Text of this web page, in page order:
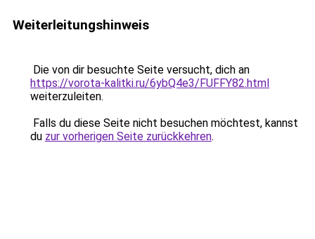
Weiterleitungshinweis
Die von dir besuchte Seite versucht, dich an
https://vorota-kalitki.ru/6ybQ4e3/FUFFY82.html
weiterzuleiten.
Falls du diese Seite nicht besuchen möchtest, kannst
du zur vorherigen Seite zurückkehren.